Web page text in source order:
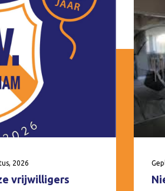
2026
vrijwilligers